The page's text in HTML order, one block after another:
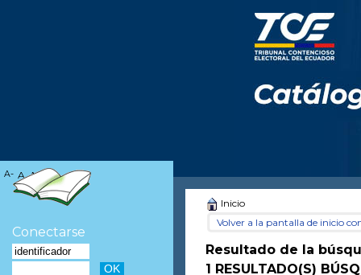
Inicio
Volver a la pantalla de inicio
Resultado de la
1 RESULTADO(S)
A- A A+
Conectarse